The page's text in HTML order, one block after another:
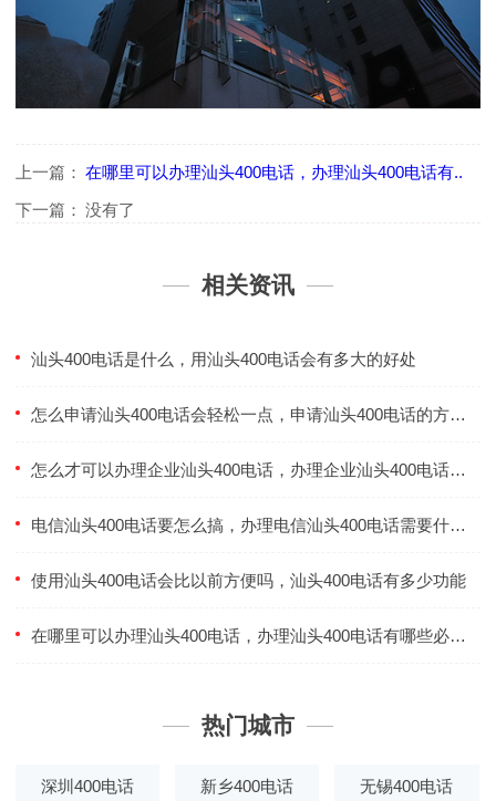
上一篇： 在哪里可以办理汕头400电话，办理汕头400电话有..
下一篇： 没有了
相关资讯
汕头400电话是什么，用汕头400电话会有多大的好处
怎么申请汕头400电话会轻松一点，申请汕头400电话的方式有几种
怎么才可以办理企业汕头400电话，办理企业汕头400电话不满足条件可以吗
电信汕头400电话要怎么搞，办理电信汕头400电话需要什么吗
使用汕头400电话会比以前方便吗，汕头400电话有多少功能
在哪里可以办理汕头400电话，办理汕头400电话有哪些必要条件
热门城市
深圳400电话 新乡400电话 无锡400电话